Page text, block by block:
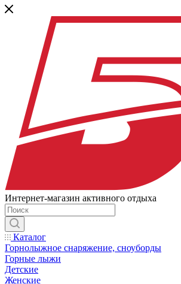
Интернет-магазин активного отдыха
Каталог
Горнолыжное снаряжение, сноуборды
Горные лыжи
Детские
Женские